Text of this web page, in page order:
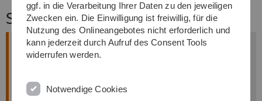
Seminar Wirtschaftschemie
Aktuelles
ggf. in die Verarbeitung Ihrer Daten zu den jeweiligen
Zwecken ein. Die Einwilligung ist freiwillig, für die
Nutzung des Onlineangebotes nicht erforderlich und
kann jederzeit durch Aufruf des Consent Tools
widerrufen werden.
Notwendige Cookies